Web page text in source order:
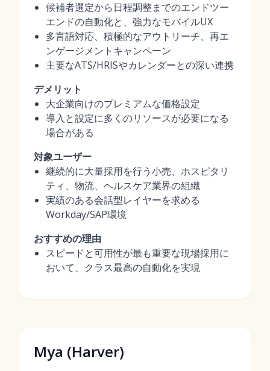
候補者選定から日程調整までのエンドツー
エンドの自動化と、強力なモバイルUX
多言語対応、積極的なアウトリーチ、再エ
ンゲージメントキャンペーン
主要なATS/HRISやカレンダーとの深い連携
デメリット
大企業向けのプレミアムな価格設定
導入と設定に多くのリソースが必要になる
場合がある
対象ユーザー
継続的に大量採用を行う小売、ホスピタリ
ティ、物流、ヘルスケア業界の組織
実績のある会話型レイヤーを求める
Workday/SAP環境
おすすめの理由
スピードと可用性が最も重要な現場採用に
おいて、クラス最高の自動化を実現
Mya (Harver)